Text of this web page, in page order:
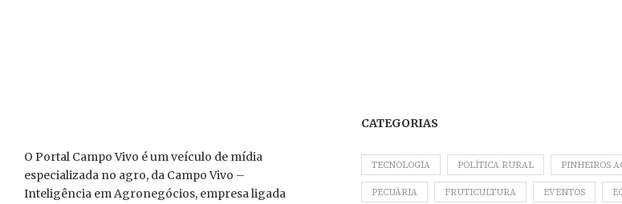
O Portal Campo Vivo é um veículo de mídia
especializada no agro, da Campo Vivo –
Inteligência em Agronegócios, empresa ligada
CATEGORIAS
TECNOLOGIA POLÍTICA RURAL PINHEIROS
PECUÁRIA FRUTICULTURA EVENTOS